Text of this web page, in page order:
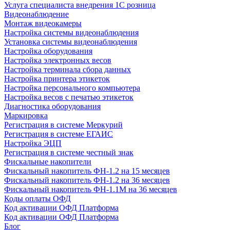
Услуга специалиста внедрения 1С розница
Видеонаблюдение
Монтаж видеокамеры
Настройка системы видеонаблюдения
Установка системы видеонаблюдения
Настройка оборудования
Настройка электронных весов
Настройка терминала сбора данных
Настройка принтера этикеток
Настройка персонального компьютера
Настройка весов с печатью этикеток
Диагностика оборудования
Маркировка
Регистрация в системе Меркурий
Регистрация в системе ЕГАИС
Настройка ЭЦП
Регистрация в системе честный знак
Фискальные накопители
Фискальный накопитель ФН-1.2 на 15 месяцев
Фискальный накопитель ФН-1.2 на 36 месяцев
Фискальный накопитель ФН-1.1М на 36 месяцев
Коды оплаты ОФД
Код активации ОФД Платформа
Код активации ОФД Платформа
Блог